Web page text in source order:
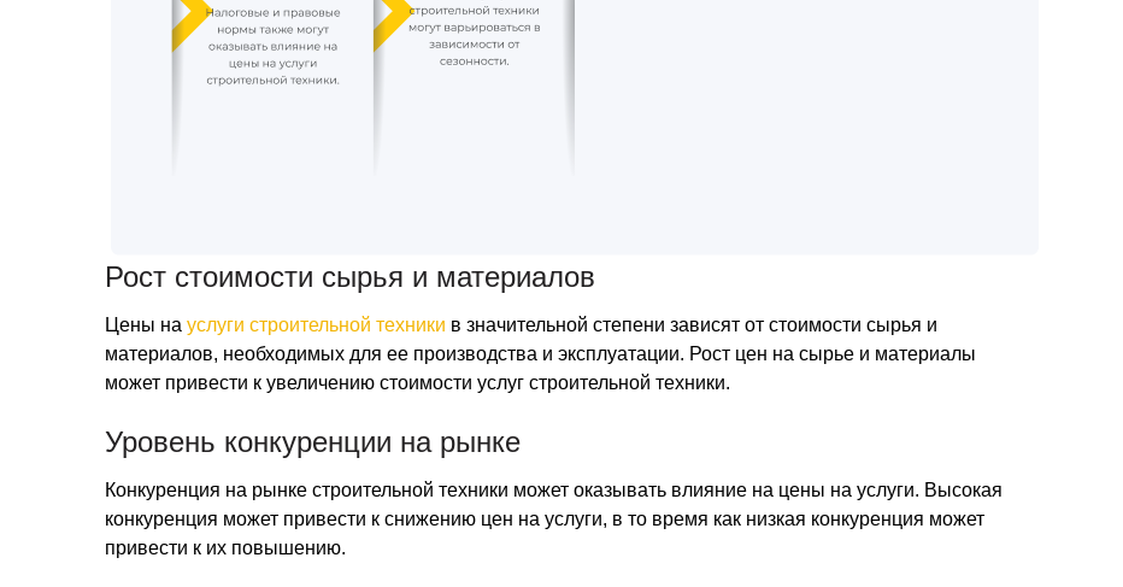
Рост стоимости сырья и материалов
Цены на услуги строительной техники в значительной степени зависят от стоимости сырья и
материалов, необходимых для ее производства и эксплуатации. Рост цен на сырье и материалы
может привести к увеличению стоимости услуг строительной техники.
Уровень конкуренции на рынке
Конкуренция на рынке строительной техники может оказывать влияние на цены на услуги. Высокая
конкуренция может привести к снижению цен на услуги, в то время как низкая конкуренция может
привести к их повышению.